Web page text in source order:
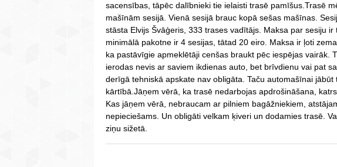
sacensības, tāpēc dalībnieki tie ielaisti trasē pamīšus.Trasē
mašīnām sesijā. Vienā sesijā brauc kopā sešas mašīnas.
stāsta Elvijs Švāģeris, 333 trases vadītājs. Maksa par sesiju ir
minimālā pakotne ir 4 sesijas, tātad 20 eiro. Maksa ir ļoti
ka pastāvīgie apmeklētāji cenšas braukt pēc iespējas vairāk.
ierodas nevis ar saviem ikdienas auto, bet brīvdienu vai pat
derīgā tehniskā apskate nav obligāta. Taču automašīnai jābūt
kārtībā.Jāņem vērā, ka trasē nedarbojas apdrošināšana,
Kas jāņem vērā, nebraucam ar pilniem bagāžniekiem,
nepieciešams. Un obligāti velkam ķiveri un dodamies trasē.
ziņu sižetā.